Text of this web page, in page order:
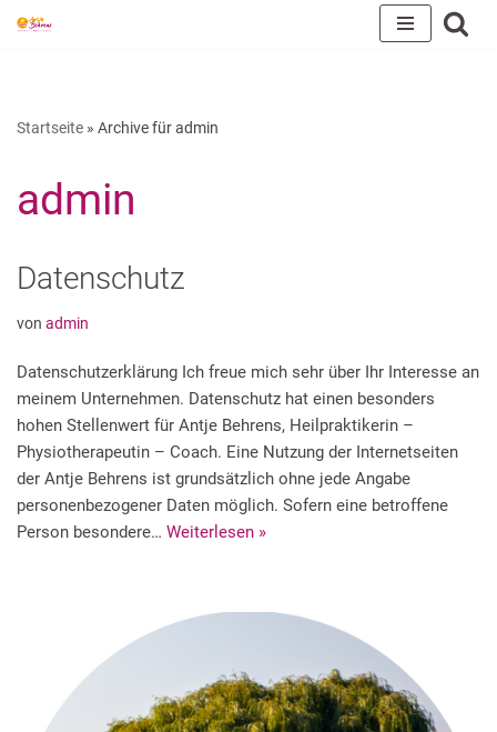
Startseite » Archive für admin
admin
Datenschutz
von admin
Datenschutzerklärung Ich freue mich sehr über Ihr Interesse an
meinem Unternehmen. Datenschutz hat einen besonders
hohen Stellenwert für Antje Behrens, Heilpraktikerin –
Physiotherapeutin – Coach. Eine Nutzung der Internetseiten
der Antje Behrens ist grundsätzlich ohne jede Angabe
personenbezogener Daten möglich. Sofern eine betroffene
Person besondere… Weiterlesen »